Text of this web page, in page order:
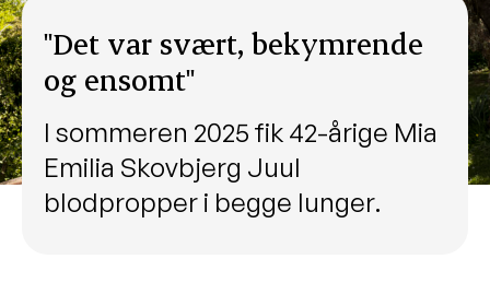
"Det var svært, bekymrende
og ensomt"
I sommeren 2025 fik 42-årige Mia
Emilia Skovbjerg Juul
blodpropper i begge lunger.